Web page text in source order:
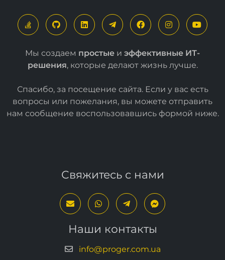
Мы создаем простые и эффективные ИТ-
решения, которые делают жизнь лучше.
Спасибо, за посещение сайта. Если у вас есть
вопросы или пожелания, вы можете отправить
нам сообщение воспользовавшись формой ниже.
Свяжитесь с нами
Наши контакты
info@proger.com.ua